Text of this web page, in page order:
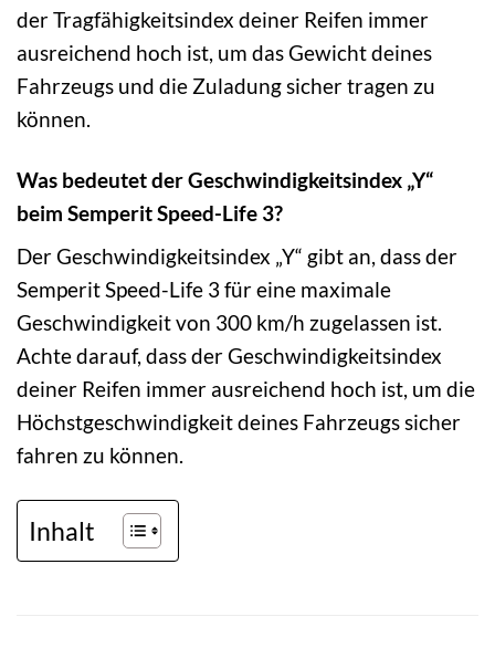
der Tragfähigkeitsindex deiner Reifen immer
ausreichend hoch ist, um das Gewicht deines
Fahrzeugs und die Zuladung sicher tragen zu
können.
Was bedeutet der Geschwindigkeitsindex „Y“
beim Semperit Speed-Life 3?
Der Geschwindigkeitsindex „Y“ gibt an, dass der
Semperit Speed-Life 3 für eine maximale
Geschwindigkeit von 300 km/h zugelassen ist.
Achte darauf, dass der Geschwindigkeitsindex
deiner Reifen immer ausreichend hoch ist, um die
Höchstgeschwindigkeit deines Fahrzeugs sicher
fahren zu können.
Inhalt